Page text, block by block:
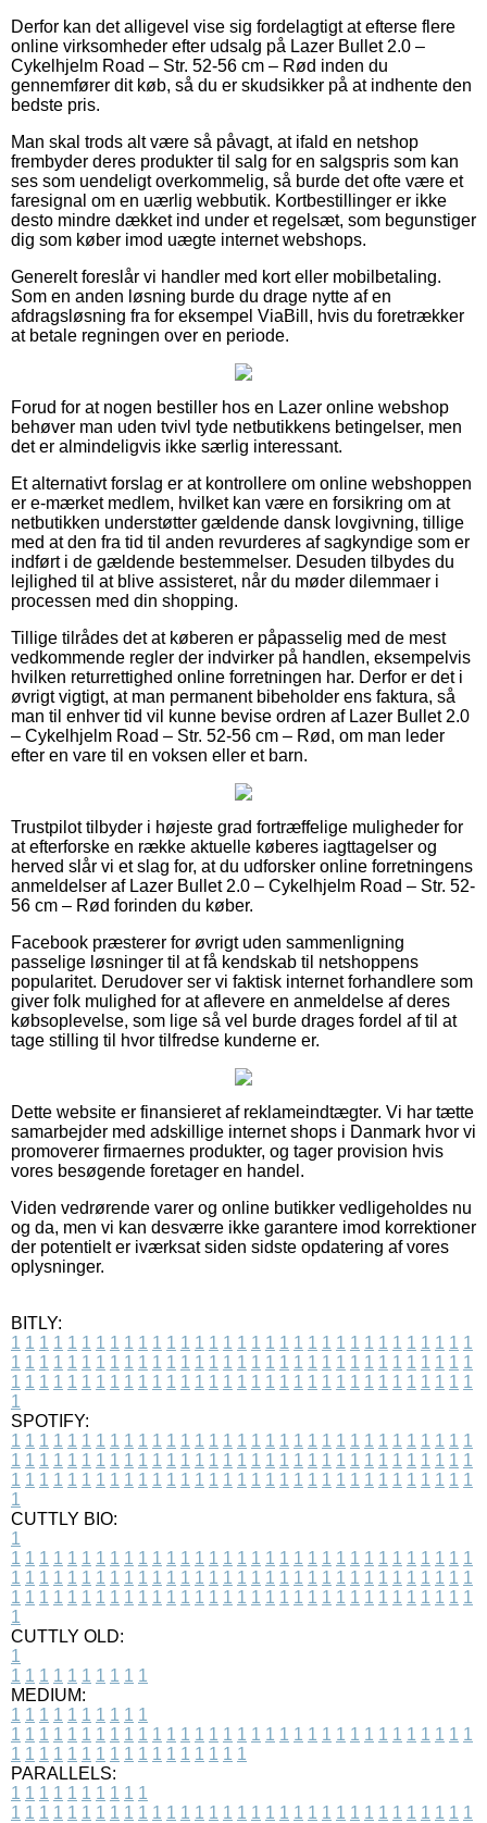
Derfor kan det alligevel vise sig fordelagtigt at efterse flere
online virksomheder efter udsalg på Lazer Bullet 2.0 –
Cykelhjelm Road – Str. 52-56 cm – Rød inden du
gennemfører dit køb, så du er skudsikker på at indhente den
bedste pris.
Man skal trods alt være så påvagt, at ifald en netshop
frembyder deres produkter til salg for en salgspris som kan
ses som uendeligt overkommelig, så burde det ofte være et
faresignal om en uærlig webbutik. Kortbestillinger er ikke
desto mindre dækket ind under et regelsæt, som begunstiger
dig som køber imod uægte internet webshops.
Generelt foreslår vi handler med kort eller mobilbetaling.
Som en anden løsning burde du drage nytte af en
afdragsløsning fra for eksempel ViaBill, hvis du foretrækker
at betale regningen over en periode.
Forud for at nogen bestiller hos en Lazer online webshop
behøver man uden tvivl tyde netbutikkens betingelser, men
det er almindeligvis ikke særlig interessant.
Et alternativt forslag er at kontrollere om online webshoppen
er e-mærket medlem, hvilket kan være en forsikring om at
netbutikken understøtter gældende dansk lovgivning, tillige
med at den fra tid til anden revurderes af sagkyndige som er
indført i de gældende bestemmelser. Desuden tilbydes du
lejlighed til at blive assisteret, når du møder dilemmaer i
processen med din shopping.
Tillige tilrådes det at køberen er påpasselig med de mest
vedkommende regler der indvirker på handlen, eksempelvis
hvilken returrettighed online forretningen har. Derfor er det i
øvrigt vigtigt, at man permanent bibeholder ens faktura, så
man til enhver tid vil kunne bevise ordren af Lazer Bullet 2.0
– Cykelhjelm Road – Str. 52-56 cm – Rød, om man leder
efter en vare til en voksen eller et barn.
Trustpilot tilbyder i højeste grad fortræffelige muligheder for
at efterforske en række aktuelle køberes iagttagelser og
herved slår vi et slag for, at du udforsker online forretningens
anmeldelser af Lazer Bullet 2.0 – Cykelhjelm Road – Str. 52-
56 cm – Rød forinden du køber.
Facebook præsterer for øvrigt uden sammenligning
passelige løsninger til at få kendskab til netshoppens
popularitet. Derudover ser vi faktisk internet forhandlere som
giver folk mulighed for at aflevere en anmeldelse af deres
købsoplevelse, som lige så vel burde drages fordel af til at
tage stilling til hvor tilfredse kunderne er.
Dette website er finansieret af reklameindtægter. Vi har tætte
samarbejder med adskillige internet shops i Danmark hvor vi
promoverer firmaernes produkter, og tager provision hvis
vores besøgende foretager en handel.
Viden vedrørende varer og online butikker vedligeholdes nu
og da, men vi kan desværre ikke garantere imod korrektioner
der potentielt er iværksat siden sidste opdatering af vores
oplysninger.
BITLY:
1 1 1 1 1 1 1 1 1 1 1 1 1 1 1 1 1 1 1 1 1 1 1 1 1 1 1 1 1 1 1 1 1
1 1 1 1 1 1 1 1 1 1 1 1 1 1 1 1 1 1 1 1 1 1 1 1 1 1 1 1 1 1 1 1 1
1 1 1 1 1 1 1 1 1 1 1 1 1 1 1 1 1 1 1 1 1 1 1 1 1 1 1 1 1 1 1 1 1
1
SPOTIFY:
1 1 1 1 1 1 1 1 1 1 1 1 1 1 1 1 1 1 1 1 1 1 1 1 1 1 1 1 1 1 1 1 1
1 1 1 1 1 1 1 1 1 1 1 1 1 1 1 1 1 1 1 1 1 1 1 1 1 1 1 1 1 1 1 1 1
1 1 1 1 1 1 1 1 1 1 1 1 1 1 1 1 1 1 1 1 1 1 1 1 1 1 1 1 1 1 1 1 1
1
CUTTLY BIO:
1
1 1 1 1 1 1 1 1 1 1 1 1 1 1 1 1 1 1 1 1 1 1 1 1 1 1 1 1 1 1 1 1 1
1 1 1 1 1 1 1 1 1 1 1 1 1 1 1 1 1 1 1 1 1 1 1 1 1 1 1 1 1 1 1 1 1
1 1 1 1 1 1 1 1 1 1 1 1 1 1 1 1 1 1 1 1 1 1 1 1 1 1 1 1 1 1 1 1 1
1
CUTTLY OLD:
1
1 1 1 1 1 1 1 1 1 1
MEDIUM:
1 1 1 1 1 1 1 1 1 1
1 1 1 1 1 1 1 1 1 1 1 1 1 1 1 1 1 1 1 1 1 1 1 1 1 1 1 1 1 1 1 1 1
1 1 1 1 1 1 1 1 1 1 1 1 1 1 1 1 1
PARALLELS:
1 1 1 1 1 1 1 1 1 1
1 1 1 1 1 1 1 1 1 1 1 1 1 1 1 1 1 1 1 1 1 1 1 1 1 1 1 1 1 1 1 1 1